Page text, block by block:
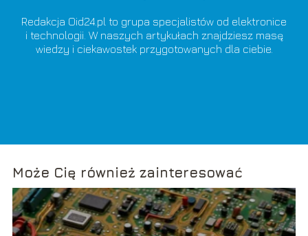
Redakcja Oid24.pl to grupa specjalistów od elektronice
i technologii. W naszych artykułach znajdziesz masę
wiedzy i ciekawostek przygotowanych dla ciebie.
Może Cię również zainteresować